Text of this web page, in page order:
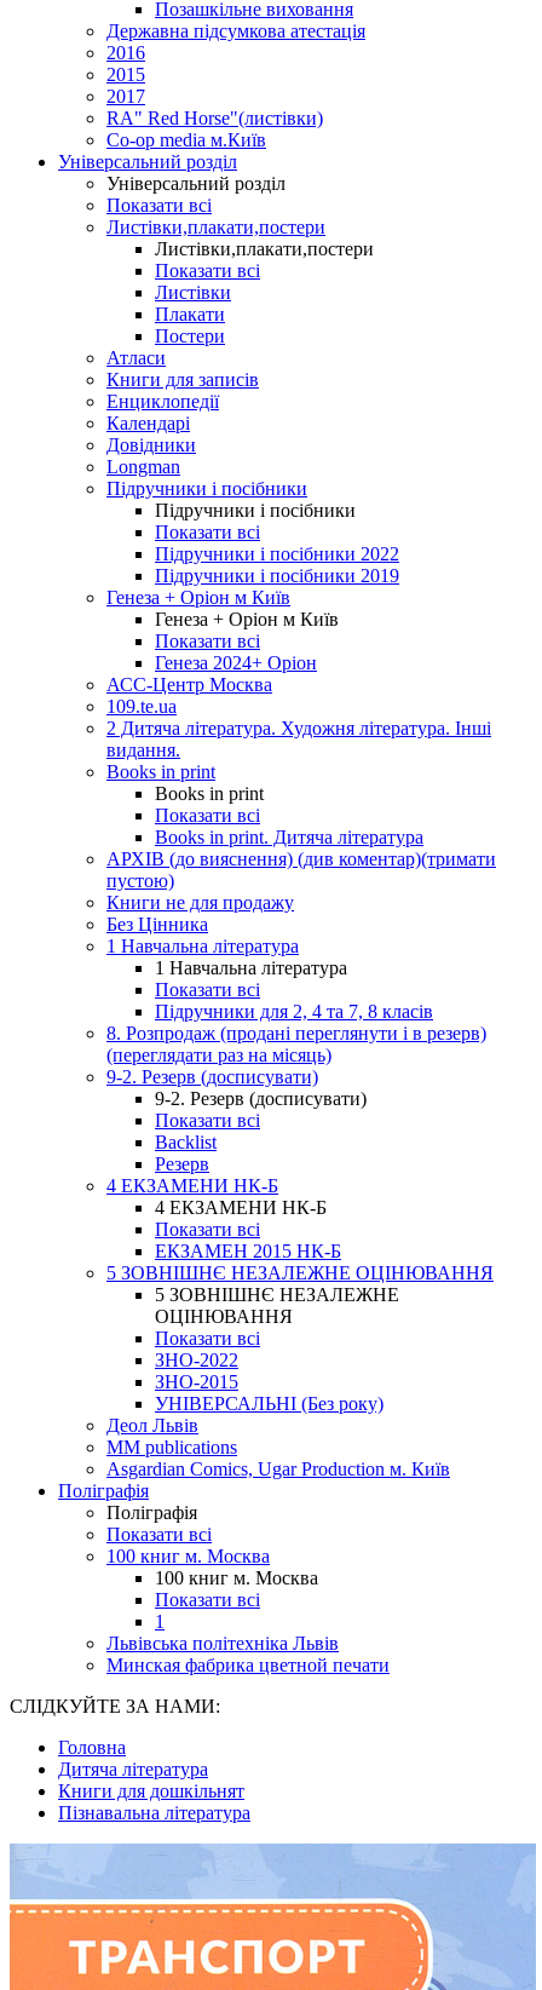
Позашкільне виховання
Державна підсумкова атестація
2016
2015
2017
RA" Red Horse"(листівки)
Co-op media м.Київ
Універсальний розділ
Універсальний розділ
Показати всі
Листівки,плакати,постери
Листівки,плакати,постери
Показати всі
Листівки
Плакати
Постери
Атласи
Книги для записів
Енциклопедії
Календарі
Довідники
Longman
Підручники і посібники
Підручники і посібники
Показати всі
Підручники і посібники 2022
Підручники і посібники 2019
Генеза + Оріон м Київ
Генеза + Оріон м Київ
Показати всі
Генеза 2024+ Оріон
АСС-Центр Москва
109.te.ua
2 Дитяча література. Художня література. Інші
видання.
Books in print
Books in print
Показати всі
Books in print. Дитяча література
АРХІВ (до вияснення) (див коментар)(тримати
пустою)
Книги не для продажу
Без Цінника
1 Навчальна література
1 Навчальна література
Показати всі
Підручники для 2, 4 та 7, 8 класів
8. Розпродаж (продані переглянути і в резерв)
(переглядати раз на місяць)
9-2. Резерв (досписувати)
9-2. Резерв (досписувати)
Показати всі
Backlist
Резерв
4 ЕКЗАМЕНИ НК-Б
4 ЕКЗАМЕНИ НК-Б
Показати всі
ЕКЗАМЕН 2015 НК-Б
5 ЗОВНІШНЄ НЕЗАЛЕЖНЕ ОЦІНЮВАННЯ
5 ЗОВНІШНЄ НЕЗАЛЕЖНЕ
ОЦІНЮВАННЯ
Показати всі
ЗНО-2022
ЗНО-2015
УНІВЕРСАЛЬНІ (Без року)
Деол Львів
MM publications
Asgardian Comics, Ugar Production м. Київ
Поліграфія
Поліграфія
Показати всі
100 книг м. Москва
100 книг м. Москва
Показати всі
1
Львівська політехніка Львів
Минская фабрика цветной печати
СЛІДКУЙТЕ ЗА НАМИ:
Головна
Дитяча література
Книги для дошкільнят
Пізнавальна література